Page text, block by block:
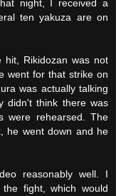
night, I received a
ten yakuza are on
hit, Rikidozan was not
went for that strike on
was actually talking
didn't think there was
were rehearsed. The
he went down and he
reasonably well. I
fight, which would